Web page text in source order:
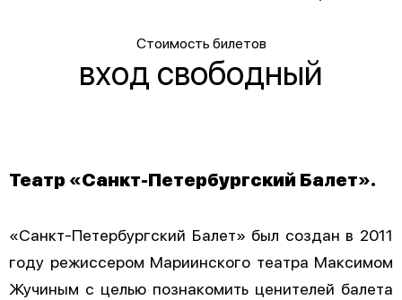
Стоимость билетов
вход свободный
Театр «Санкт-Петербургский Балет».
«Санкт-Петербургский Балет» был создан в 2011
году режиссером Мариинского театра Максимом
Жучиным с целью познакомить ценителей балета